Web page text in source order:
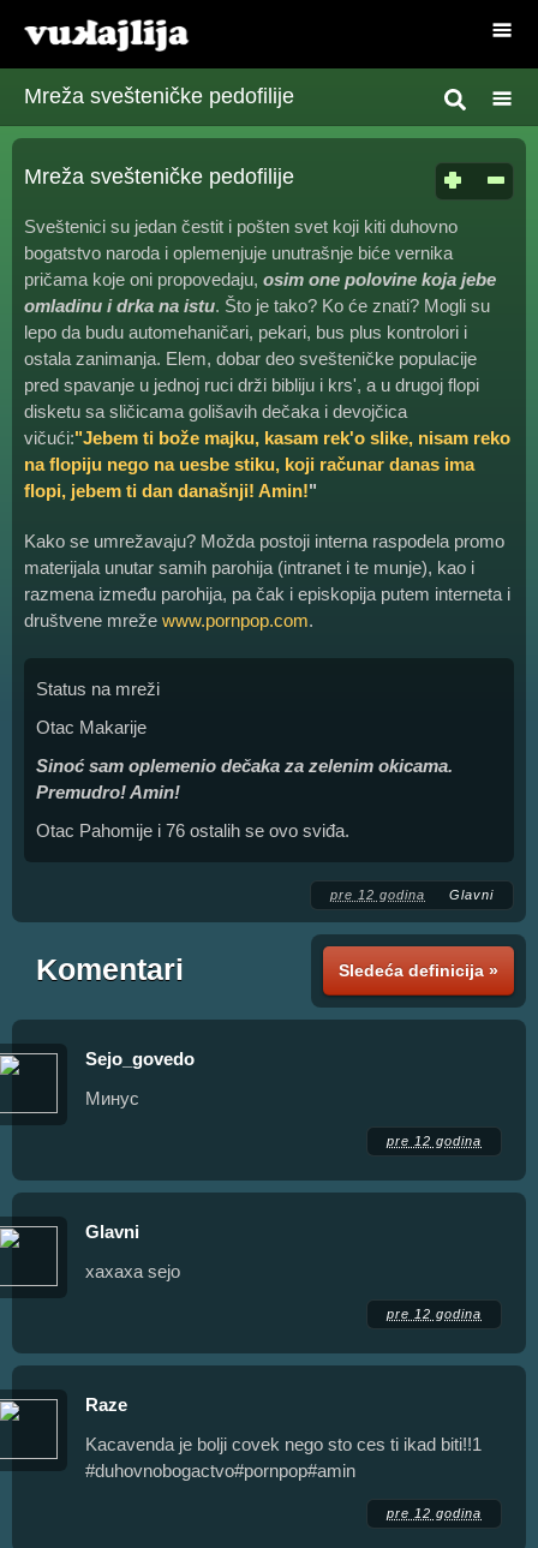
Mreža svešteničke pedofilije
Mreža svešteničke pedofilije
Sveštenici su jedan čestit i pošten svet koji kiti duhovno
bogatstvo naroda i oplemenjuje unutrašnje biće vernika
pričama koje oni propovedaju, osim one polovine koja jebe
omladinu i drka na istu. Što je tako? Ko će znati? Mogli su
lepo da budu automehaničari, pekari, bus plus kontrolori i
ostala zanimanja. Elem, dobar deo svešteničke populacije
pred spavanje u jednoj ruci drži bibliju i krs', a u drugoj flopi
disketu sa sličicama golišavih dečaka i devojčica
vičući:"Jebem ti bože majku, kasam rek'o slike, nisam reko
na flopiju nego na uesbe stiku, koji računar danas ima
flopi, jebem ti dan današnji! Amin!"
Kako se umrežavaju? Možda postoji interna raspodela promo
materijala unutar samih parohija (intranet i te munje), kao i
razmena između parohija, pa čak i episkopija putem interneta i
društvene mreže www.pornpop.com.
Status na mreži
Otac Makarije
Sinoć sam oplemenio dečaka za zelenim okicama.
Premudro! Amin!
Otac Pahomije i 76 ostalih se ovo sviđa.
pre 12 godina Glavni
Sledeća definicija »
Komentari
Sejo_govedo
Минус
pre 12 godina
Glavni
xaxaxa sejo
pre 12 godina
Raze
Kacavenda je bolji covek nego sto ces ti ikad biti!!1
#duhovnobogactvo#pornpop#amin
pre 12 godina